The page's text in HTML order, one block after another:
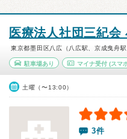
医療法人社団三紀会
東京都墨田区八広（八広駅、京成曳舟駅
駐車場あり マイナ受付(スマ
土曜（〜13:00）
3件